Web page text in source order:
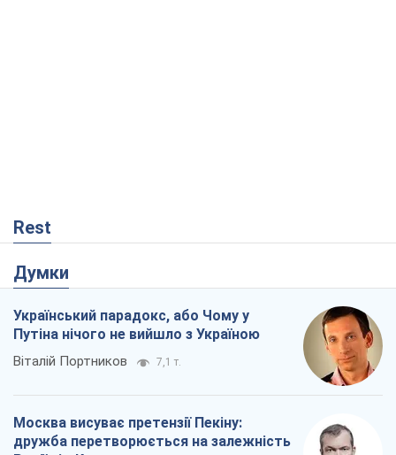
Rest
Думки
Український парадокс, або Чому у
Путіна нічого не вийшло з Україною
Віталій Портников 7,1 т.
Москва висуває претензії Пекіну:
дружба перетворюється на залежність